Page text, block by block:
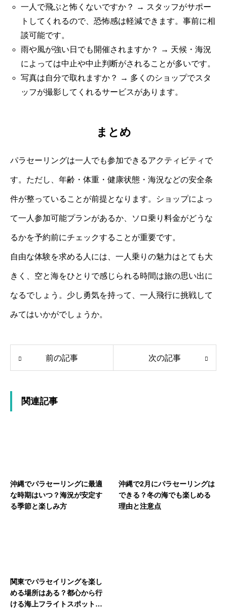
一人で飛ぶと怖くないですか？ → スタッフがサポー
トしてくれるので、恐怖感は軽減できます。事前に相
談可能です。
雨や風が強い日でも開催されますか？ → 天候・海況
によっては中止や中止判断がされることが多いです。
写真は自分で取れますか？ → 多くのショップでスタ
ッフが撮影してくれるサービスがあります。
まとめ
パラセーリングは一人でも参加できるアクティビティで
す。ただし、年齢・体重・健康状態・海況などの安全条
件が整っていることが前提となります。ショップによっ
て一人参加可能プランがあるか、ソロ乗り料金がどうな
るかを予約前にチェックすることが重要です。
自由な体験を求める人には、一人乗りの魅力はとても大
きく、空と海をひとりで感じられる時間は旅の思い出に
なるでしょう。少し勇気を持って、一人飛行に挑戦して
みてはいかがでしょうか。
前の記事 次の記事
関連記事
沖縄でパラセーリングに最適
な時期はいつ？海況が安定す
る季節と楽しみ方
沖縄で2月にパラセーリングは
できる？冬の海でも楽しめる
理由と注意点
関東でパラセイリングを楽し
める場所はある？都心から行
ける海上フライトスポットを